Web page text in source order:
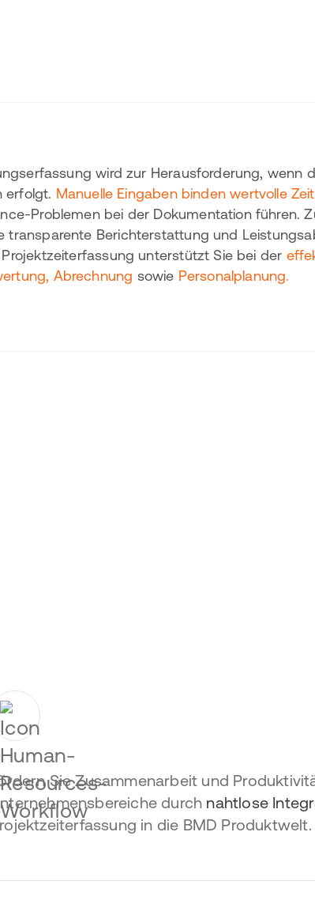
wird zur Herausforderung, wenn
erfolgt. Manuelle Eingaben binden wertvolle
Problemen bei der Dokumentation führen.
transparente Berichterstattung und
unterstützt Sie bei der
Abrechnung sowie Personalplanung.
Sie Zusammenarbeit und
durch nahtlose
in die BMD Produktwelt.